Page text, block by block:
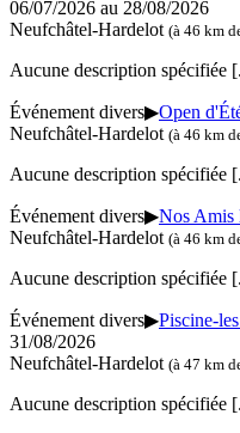
06/07/2026 au 28/08/2026
Neufchâtel-Hardelot (à 46 km
Aucune description spécifiée
Événement divers▶Open
Neufchâtel-Hardelot (à 46 km
Aucune description spécifiée
Événement divers▶Nos Amis
Neufchâtel-Hardelot (à 46 km
Aucune description spécifiée
Événement divers▶Piscine-
31/08/2026
Neufchâtel-Hardelot (à 47 km
Aucune description spécifiée